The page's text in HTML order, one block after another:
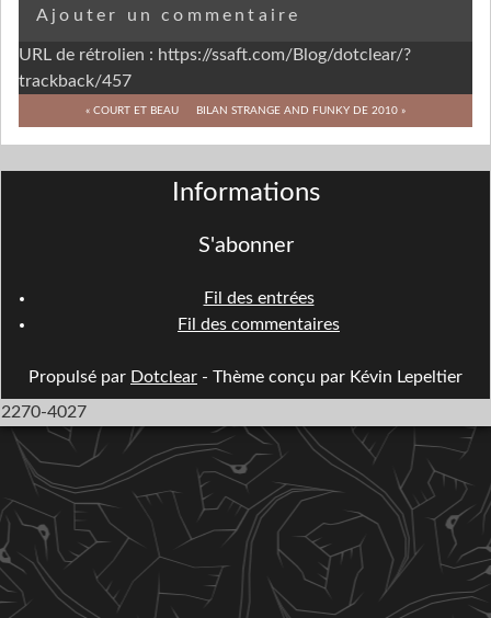
Ajouter un commentaire
URL de rétrolien : https://ssaft.com/Blog/dotclear/?
trackback/457
« COURT ET BEAU BILAN STRANGE AND FUNKY DE 2010 »
Informations
S'abonner
Fil des entrées
Fil des commentaires
Propulsé par Dotclear - Thème conçu par Kévin Lepeltier
2270-4027